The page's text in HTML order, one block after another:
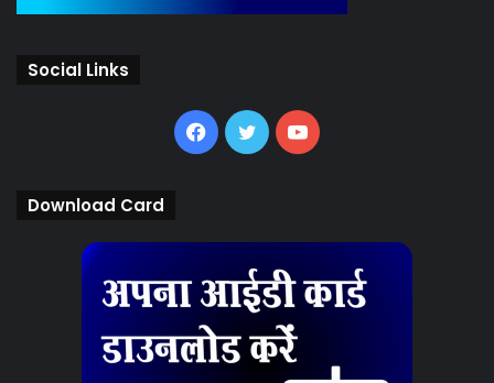
Social Links
Facebook
TwitterYouTube
Download Card